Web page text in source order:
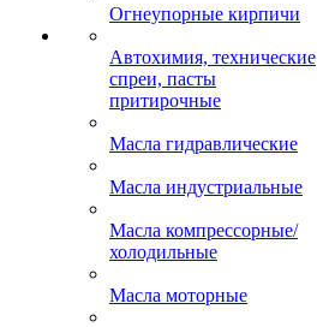
Огнеупорные кирпичи
Автохимия, технические
спреи, пасты
притирочные
Масла гидравлические
Масла индустриальные
Масла компрессорные/
холодильные
Масла моторные